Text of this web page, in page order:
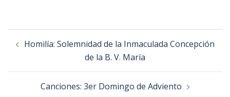
Homilía: Solemnidad de la Inmaculada Concepción
de la B. V. María
Canciones: 3er Domingo de Adviento